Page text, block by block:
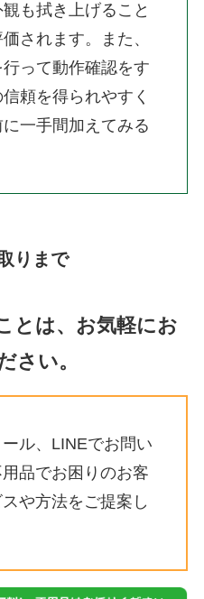
も拭き上げること
されます。また、
って動作確認をす
頼を得られやすく
一手間加えてみる
りまで
とは、お気軽にお
さい。
ル、LINEでお問い
品でお困りのお客
や方法をご提案し